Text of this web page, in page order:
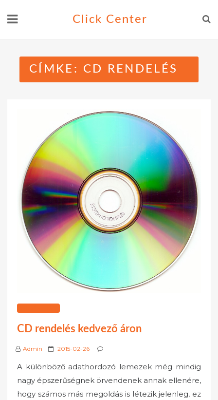
Click Center
CÍMKE: CD RENDELÉS
CD rendelés kedvező áron
Admin
P
s
t
e
2015-02-26
A különböző adathordozó lemezek még mindig
nagy épszerűségnek örvendenek annak ellenére,
hogy számos más megoldás is létezik jelenleg, ez